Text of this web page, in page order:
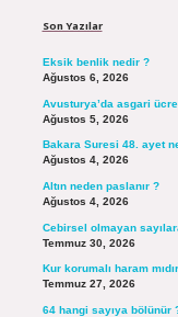
Son Yazılar
Eksik benlik nedir ?
Ağustos 6, 2026
Avusturya’da asgari
Ağustos 5, 2026
Bakara Suresi 48. ayet
Ağustos 4, 2026
Altın neden paslanır ?
Ağustos 4, 2026
Cebirsel olmayan
Temmuz 30, 2026
Kur korumalı haram
Temmuz 27, 2026
64 hangi sayıya bölünür